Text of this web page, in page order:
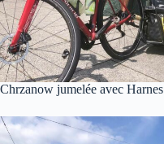
Chrzanow jumelée avec Harnes